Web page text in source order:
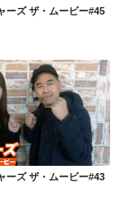
ーズ ザ・ムービー#45
GOGO リサーチャーズ ザ・ムービー#43
ーズ ザ・ムービー#43